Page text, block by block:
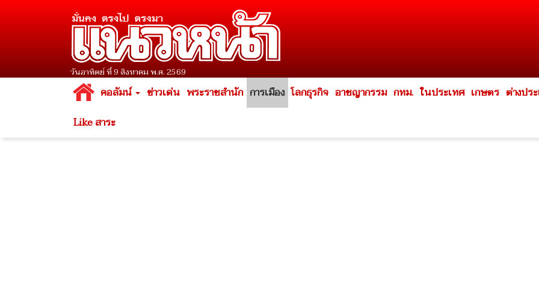
วันอาทิตย์ ที่ 9 สิงหาคม พ.ศ. 2569
คอลัมน์ ข่าวเด่น พระราชสำนัก การเมือง โลกธุรกิจ อาชญากรรม กทม. ในประเทศ เกษตร ต่างปร
Like สาระ